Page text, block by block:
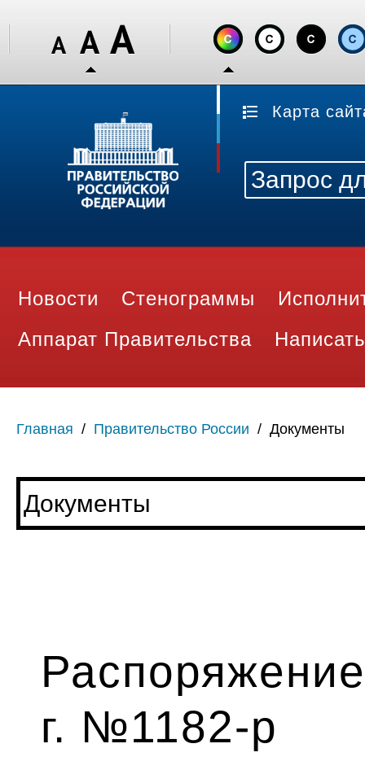
Карта
Новости Стенограммы
Аппарат Правительства
Главная / Правительство России / Документы
г. №1182-р